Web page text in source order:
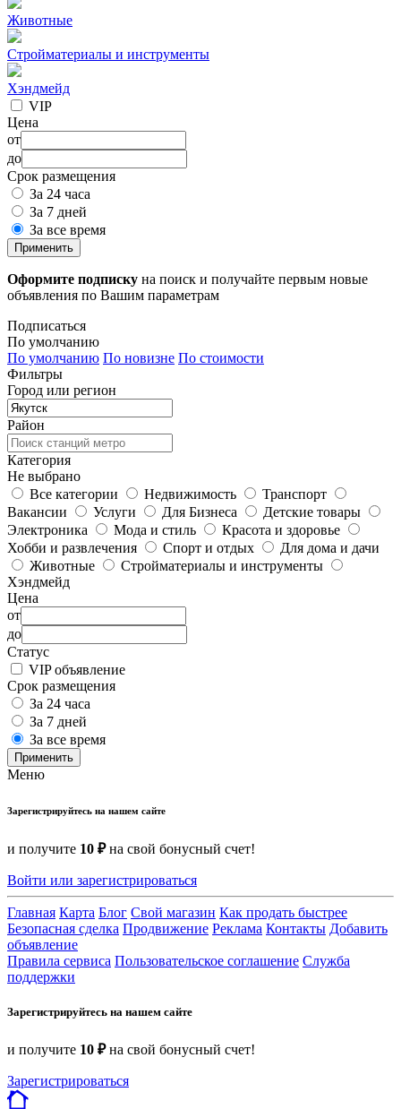
Животные
Стройматериалы и инструменты
Хэндмейд
VIP
Цена
от
до
Срок размещения
За 24 часа
За 7 дней
За все время
Применить
Оформите подписку на поиск и получайте первым новые
объявления по Вашим параметрам
Подписаться
По умолчанию
По умолчанию По новизне По стоимости
Фильтры
Город или регион
Район
Категория
Не выбрано
Все категории
Недвижимость
Транспорт
Вакансии
Услуги Для Бизнеса
Детские товары
Электроника
Мода и стиль
Красота и здоровье
Хобби и развлечения
Спорт и отдых
Для дома и дачи
Животные
Стройматериалы и инструменты
Хэндмейд
Цена
от
до
Статус
VIP объявление
Срок размещения
За 24 часа
За 7 дней
За все время
Применить
Меню
Зарегистрируйтесь на нашем сайте
и получите 10 ₽на свой бонусный счет!
Войти или зарегистрироваться
Главная Карта Блог Свой магазин Как продать быстрее
Безопасная сделка Продвижение Реклама Контакты Добавить
объявление
Правила сервиса Пользовательское соглашение Служба
поддержки
Зарегистрируйтесь на нашем сайте
и получите 10 ₽на свой бонусный счет!
Зарегистрироваться